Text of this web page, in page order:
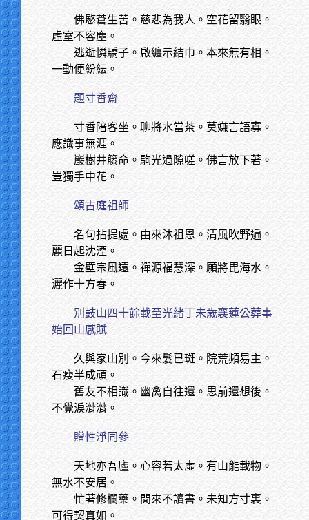
佛愍蒼生苦。慈悲為我人。空花留翳眼。
虛室不容塵。
逃逝憐驕子。啟纏示結巾。本來無有相。
一動便紛紜。
題寸香齋
寸香陪客坐。聊將水當茶。莫嫌言語寡。
應識事無涯。
巖樹井籐命。駒光過隙嗟。佛言放下著。
豈獨手中花。
頌古庭祖師
名句拈提處。由來沐祖恩。清風吹野遍。
麗日起沈湮。
金壁宗風遠。禪源福慧深。願將毘海水。
灑作十方春。
別鼓山四十餘載至光緒丁未歲襄蓮公葬事
始回山感賦
久與家山別。今來髮已斑。院荒頻易主。
石瘦半成頑。
舊友不相識。幽禽自往還。思前還想後。
不覺淚潸潸。
贈性淨同參
天地亦吾廬。心容若太虛。有山能載物。
無水不安居。
忙著修欄藥。閒來不讀書。未知方寸裏。
可得契真如。